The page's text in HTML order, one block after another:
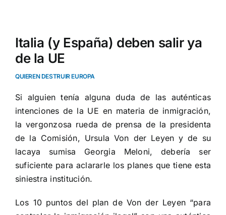
imagen
más
grande
Italia (y España) deben salir ya
de la UE
QUIEREN DESTRUIR EUROPA
Si alguien tenía alguna duda de las auténticas
intenciones de la UE en materia de inmigración,
la vergonzosa rueda de prensa de la presidenta
de la Comisión, Ursula Von der Leyen y de su
lacaya sumisa Georgia Meloni, debería ser
suficiente para aclararle los planes que tiene esta
siniestra institución.
Los 10 puntos del plan de Von der Leyen “para